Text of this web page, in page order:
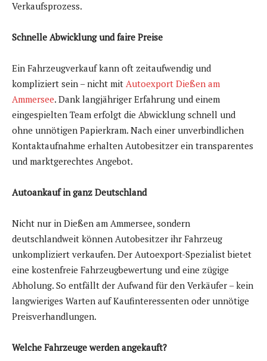
Verkaufsprozess.
Schnelle Abwicklung und faire Preise
Ein Fahrzeugverkauf kann oft zeitaufwendig und
kompliziert sein – nicht mit Autoexport Dießen am
Ammersee. Dank langjähriger Erfahrung und einem
eingespielten Team erfolgt die Abwicklung schnell und
ohne unnötigen Papierkram. Nach einer unverbindlichen
Kontaktaufnahme erhalten Autobesitzer ein transparentes
und marktgerechtes Angebot.
Autoankauf in ganz Deutschland
Nicht nur in Dießen am Ammersee, sondern
deutschlandweit können Autobesitzer ihr Fahrzeug
unkompliziert verkaufen. Der Autoexport-Spezialist bietet
eine kostenfreie Fahrzeugbewertung und eine zügige
Abholung. So entfällt der Aufwand für den Verkäufer – kein
langwieriges Warten auf Kaufinteressenten oder unnötige
Preisverhandlungen.
Welche Fahrzeuge werden angekauft?